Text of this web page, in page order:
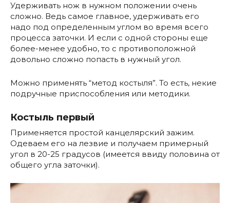
Удерживать нож в нужном положении очень
сложно. Ведь самое главное, удерживать его
надо под определенным углом во время всего
процесса заточки. И если с одной стороны еще
более-менее удобно, то с противоположной
довольно сложно попасть в нужный угол.
Можно применять “метод костыля”. То есть, некие
подручные приспособления или методики.
Костыль первый
Применяется простой канцелярский зажим.
Одеваем его на лезвие и получаем примерный
угол в 20-25 градусов (имеется ввиду половина от
общего угла заточки).